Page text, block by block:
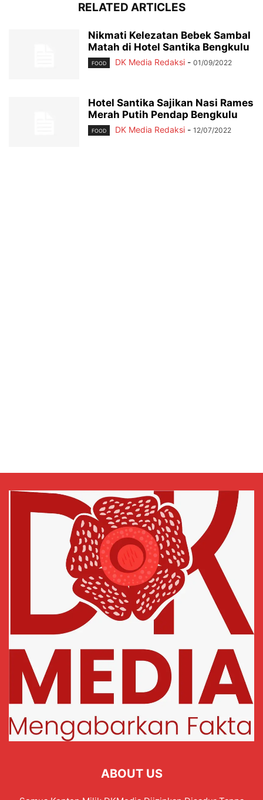
RELATED ARTICLES
Nikmati Kelezatan Bebek Sambal
Matah di Hotel Santika Bengkulu
FOOD DK Media Redaksi - 01/09/2022
Hotel Santika Sajikan Nasi Rames
Merah Putih Pendap Bengkulu
FOOD DK Media Redaksi - 12/07/2022
ABOUT US